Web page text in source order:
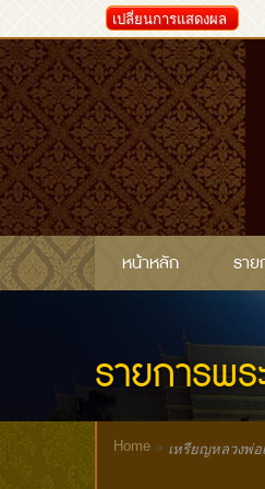
เปลี่ยนการแสดงผล
หน้าหลัก ราย
รายการพร
Home » เหรียญหลวงพ่